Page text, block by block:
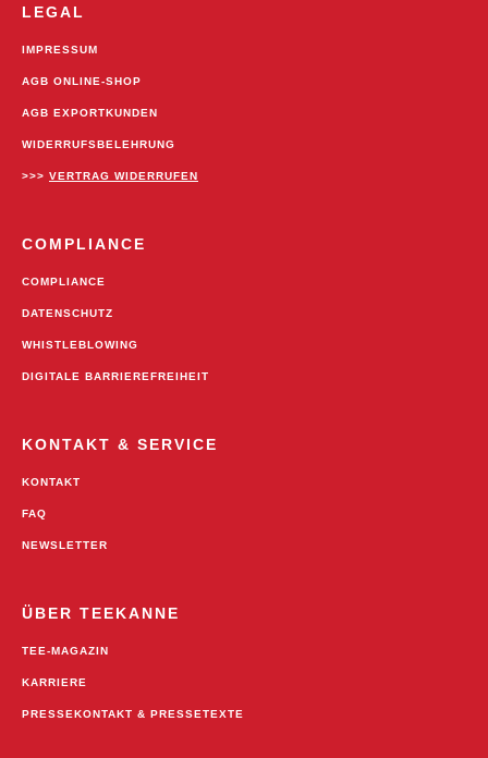
LEGAL
IMPRESSUM
AGB ONLINE-SHOP
AGB EXPORTKUNDEN
WIDERRUFSBELEHRUNG
>>> VERTRAG WIDERRUFEN
COMPLIANCE
COMPLIANCE
DATENSCHUTZ
WHISTLEBLOWING
DIGITALE BARRIEREFREIHEIT
KONTAKT & SERVICE
KONTAKT
FAQ
NEWSLETTER
ÜBER TEEKANNE
TEE-MAGAZIN
KARRIERE
PRESSEKONTAKT & PRESSETEXTE